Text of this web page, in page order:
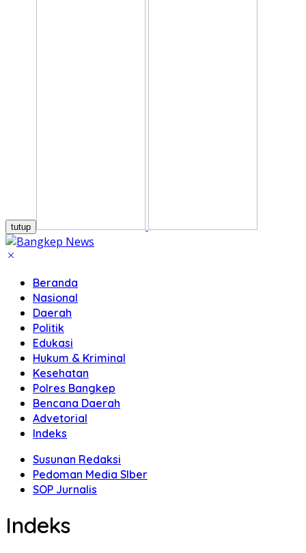
tutup
Beranda
Nasional
Daerah
Politik
Edukasi
Hukum & Kriminal
Kesehatan
Polres Bangkep
Bencana Daerah
Advetorial
Indeks
Susunan Redaksi
Pedoman Media SIber
SOP Jurnalis
Indeks